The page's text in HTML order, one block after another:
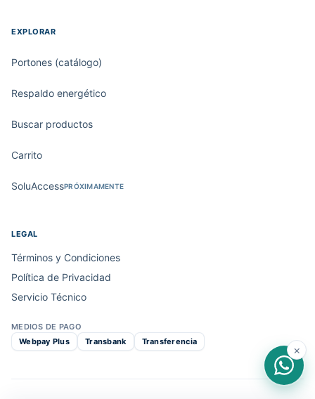
EXPLORAR
Portones (catálogo)
Respaldo energético
Buscar productos
Carrito
SoluAccessPRÓXIMAMENTE
LEGAL
Términos y Condiciones
Política de Privacidad
Servicio Técnico
MEDIOS DE PAGO
Webpay Plus
Transbank Transferencia
×